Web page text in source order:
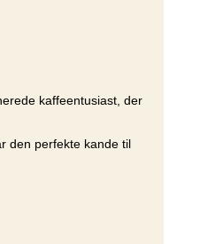
kaffeentusiast, der
den perfekte kande til